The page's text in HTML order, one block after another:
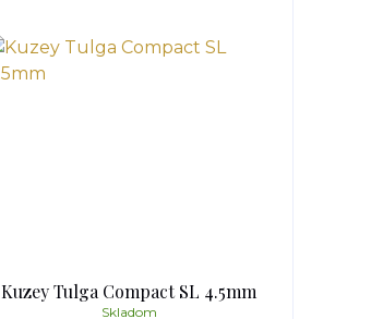
Kuzey Tulga Compact SL 4.5mm
Skladom